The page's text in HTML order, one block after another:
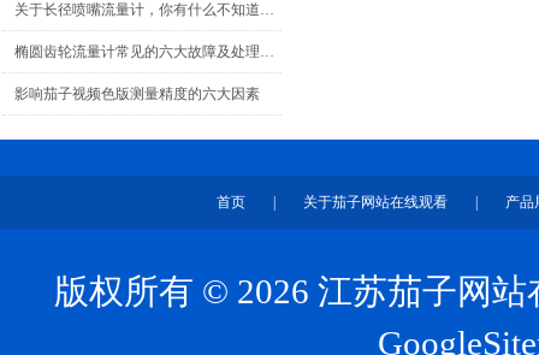
关于长径喷嘴流量计，你有什么不知道的吗？
椭圆齿轮流量计常见的六大故障及处理方法
影响茄子视频色版测量精度的六大因素
首页 关于茄子网站在线观看 产品
版权所有 © 2026 江苏茄子网